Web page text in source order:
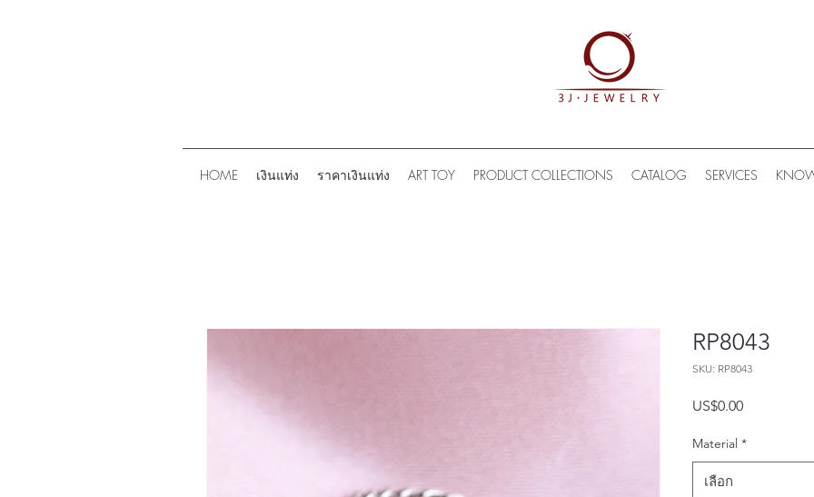
HOME เงินแท่ง ราคาเงินแท่ง ART TOY PRODUCT COLLECTIONS CATALOG SERVICES
RP8043
SKU: RP8043
US$0.00ราคา
Material *
เลือก